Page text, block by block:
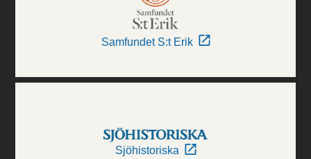
Samfundet S:t Erik
Sjöhistoriska